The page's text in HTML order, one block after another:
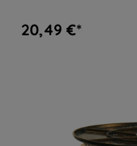
20,49 €*